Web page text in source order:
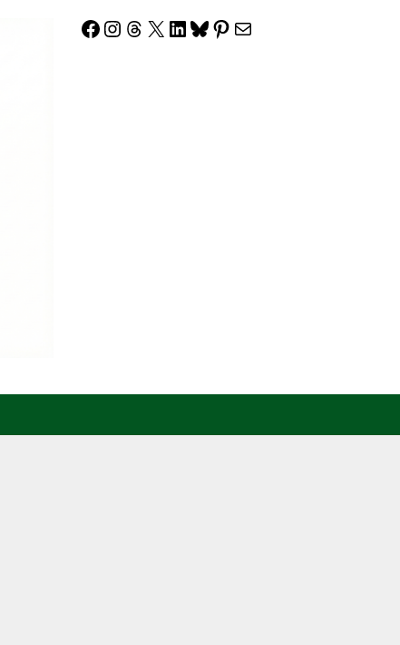
Facebook
Instagram
Threads
X LinkedIn
Bluesky
Pinterest
Correo electrónico